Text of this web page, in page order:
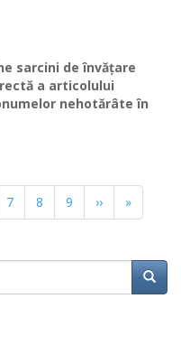
sarcini de învățare
a articolului
nehotărâte în
Pagina
7 Pagina
8 Pagina
9
Pagina
următoare
››
Ultima
pagină
»